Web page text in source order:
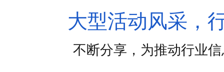
大型活动风采，
不断分享，为推动行业